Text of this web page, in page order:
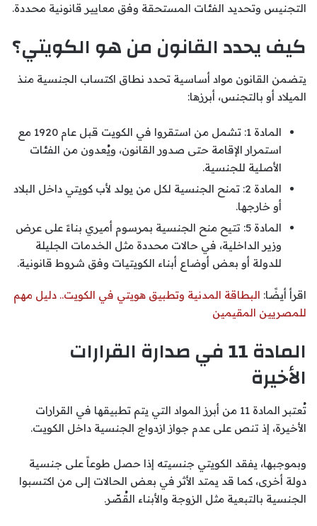
التجنيس وتحديد الفئات المستحقة وفق معايير قانونية محددة.
كيف يحدد القانون من هو الكويتي؟
يتضمن القانون مواد أساسية تحدد نطاق اكتساب الجنسية منذ
الميلاد أو بالتجنس، أبرزها:
المادة 1: تشمل من استقروا في الكويت قبل عام 1920 مع
استمرار الإقامة حتى صدور القانون، ويُعدون من الفئات
الأصلية للجنسية.
المادة 2: تمنح الجنسية لكل من يولد لأب كويتي داخل البلاد
أو خارجها.
المادة 5: تتيح منح الجنسية بمرسوم أميري بناءً على عرض
وزير الداخلية، في حالات محددة مثل الخدمات الجليلة
للدولة أو بعض أوضاع أبناء الكويتيات وفق شروط قانونية.
اقرأ أيضًا: البطاقة المدنية وتطبيق هويتي في الكويت.. دليل مهم
للمصريين المقيمين
المادة 11 في صدارة القرارات
الأخيرة
تُعتبر المادة 11 من أبرز المواد التي يتم تطبيقها في القرارات
الأخيرة، إذ تنص على عدم جواز ازدواج الجنسية داخل الكويت.
وبموجبها، يفقد الكويتي جنسيته إذا حصل طوعاً على جنسية
دولة أخرى، كما قد يمتد الأثر في بعض الحالات إلى من اكتسبوا
الجنسية بالتبعية مثل الزوجة والأبناء القُصّر.